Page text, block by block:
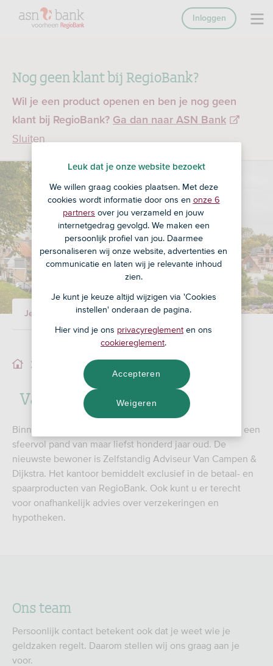
Nog geen klant bij RegioBank?
Wil je een product openen en ben je nog geen
klant bij RegioBank? Ga dan naar ASN Bank
Sluiten
Inloggen
Je adviseur Ons team
Van Campen & Dijkstra
Binnen de grachten van vestingstad Steenwijk vindt u een
sfeervol pand van maar liefst honderd jaar oud. De
nieuwste bewoner is Zelfstandig Adviseur Van Campen &
Dijkstra. Het kantoor bemiddelt exclusief in de betaal- en
spaarproducten van RegioBank. Ook kunt u er terecht
voor onafhankelijk advies over verzekeringen en
hypotheken.
Ons team
Persoonlijk contact betekent ook dat je weet wie je
geldzaken regelt. Daarom stellen wij ons graag aan je
voor.
Leuk dat je onze website bezoekt
We willen graag cookies plaatsen. Met deze
cookies wordt informatie door ons en onze 6
partners over jou verzameld en jouw
internetgedrag gevolgd. We maken een
persoonlijk profiel van jou. Daarmee
personaliseren wij onze website, advertenties en
communicatie en laten wij je relevante inhoud
zien.
Je kunt je keuze altijd wijzigen via 'Cookies
instellen' onderaan de pagina.
Hier vind je ons privacyreglement en ons
cookiereglement.
Weigeren
Accepteren